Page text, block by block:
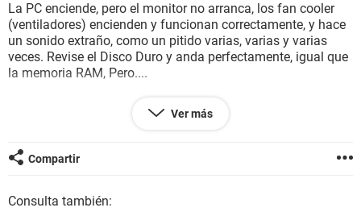
La PC enciende, pero el monitor no arranca, los fan cooler
(ventiladores) encienden y funcionan correctamente, y hace
un sonido extraño, como un pitido varias, varias y varias
veces. Revise el Disco Duro y anda perfectamente, igual que
la memoria RAM, Pero....
Unos segundos despues, los botones de encendido, (sus
lucecitas) empiezan a apagarse, osea es como si estuviera
de donde viene.
preocupado con mi computadora de mesa (escritorio).
Ver más
Compartir
Consulta también: